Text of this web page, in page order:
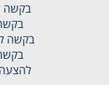
בקשה
בקשה
להצעה